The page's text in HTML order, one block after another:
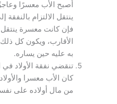
أصبح الأب معسرًا
ينتقل الالتزام
فإن كانت معسرة
الأقارب، ويكون كل
به عليه حين يساره.
تنقضي نفقة الأولاد في
كان الأب معسرا
من مال أولاده على